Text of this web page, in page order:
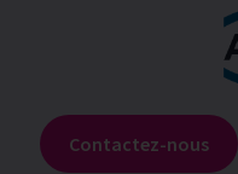
Contactez-nous